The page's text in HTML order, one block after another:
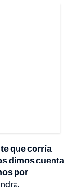
que corría
dimos cuenta
por